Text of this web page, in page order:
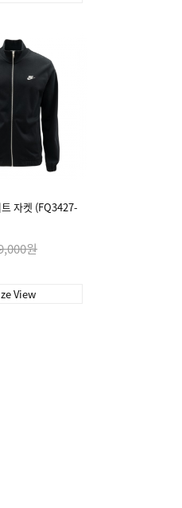
자켓 (FQ3427-
원
View